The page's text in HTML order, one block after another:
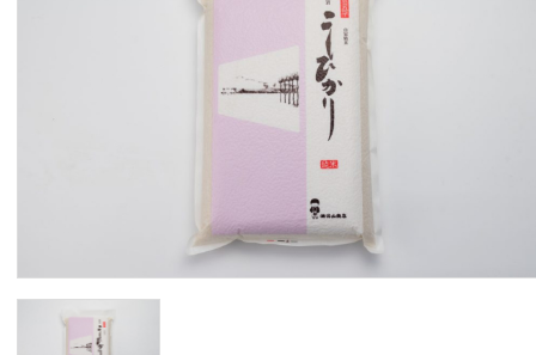
新着情報
スタッフブログ